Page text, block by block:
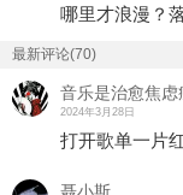
哪里才浪漫？
最新评论(70)
音乐是治愈焦虑
2024年3月28日
打开歌单一片